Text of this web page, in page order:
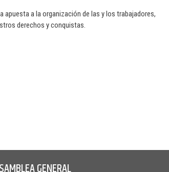
apuesta a la organización de las y los trabajadores,
derechos y conquistas.